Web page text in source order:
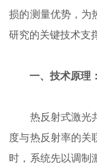
损的测量优势，为
研究的关键技术支
一、技术原理
热反射式激光共
度与热反射率的关
时，系统先以调制